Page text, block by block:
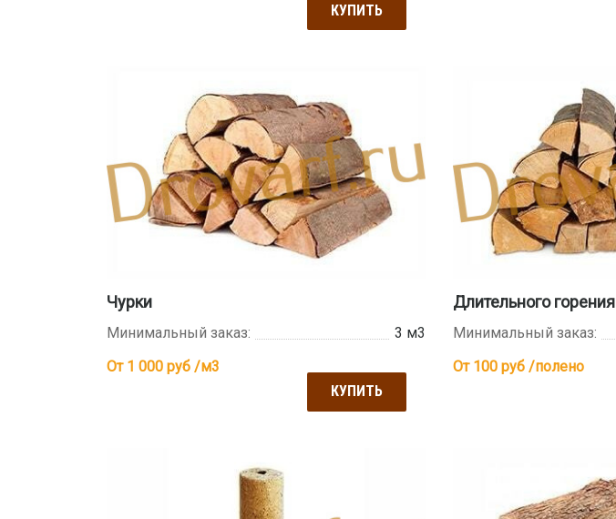
КУПИТЬ
Чурки
Минимальный заказ:
3 м3
От 1 000 руб /м3
КУПИТЬ
Длительного горения
Минимальный заказ:
От 100руб /полено